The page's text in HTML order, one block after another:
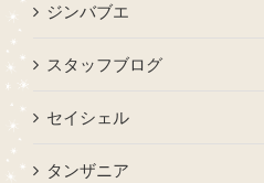
ジンバブエ
スタッフブログ
セイシェル
タンザニア